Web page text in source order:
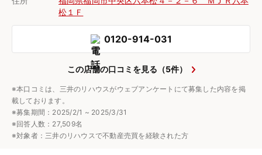
松１Ｆ
0120-914-031
この店舗の口コミを見る（5件）
※本口コミは、三井のリハウスがウェブアンケートにて募集した内容を掲
載しております。
※募集期間：2025/2/1 ~ 2025/3/31
※回答人数：27,509名
※対象者：三井のリハウスで不動産売買を経験された方